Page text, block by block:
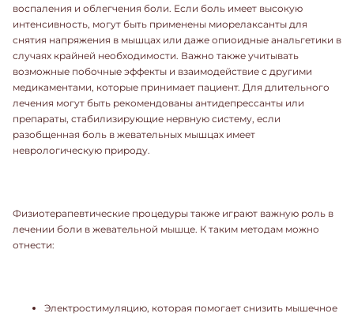
воспаления и облегчения боли. Если боль имеет высокую
интенсивность, могут быть применены миорелаксанты для
снятия напряжения в мышцах или даже опиоидные анальгетики в
случаях крайней необходимости. Важно также учитывать
возможные побочные эффекты и взаимодействие с другими
медикаментами, которые принимает пациент. Для длительного
лечения могут быть рекомендованы антидепрессанты или
препараты, стабилизирующие нервную систему, если
разобщенная боль в жевательных мышцах имеет
неврологическую природу.
Физиотерапевтические процедуры также играют важную роль в
лечении боли в жевательной мышце. К таким методам можно
отнести:
Электростимуляцию, которая помогает снизить мышечное